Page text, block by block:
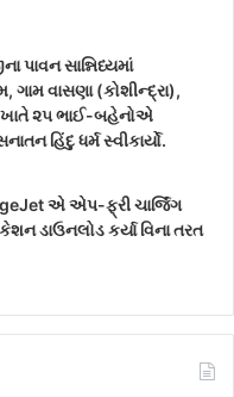
પાવન સાન્નિધ્યમાં
વાસણા (કોશીન્દ્રા),
ખાતે ૨૫ ભાઈ-બહેનોએ
હિંદુ ધર્મ સ્વીકાર્યો.
એ એપ-ફ્રી ચાર્જિંગ
ડાઉનલોડ કર્યા વિના તરત